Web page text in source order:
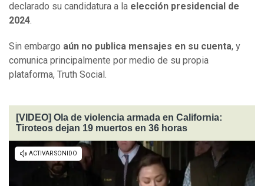
declarado su candidatura a la elección presidencial de
2024.
Sin embargo aún no publica mensajes en su cuenta, y
comunica principalmente por medio de su propia
plataforma, Truth Social.
[VIDEO] Ola de violencia armada en California:
Tiroteos dejan 19 muertos en 36 horas